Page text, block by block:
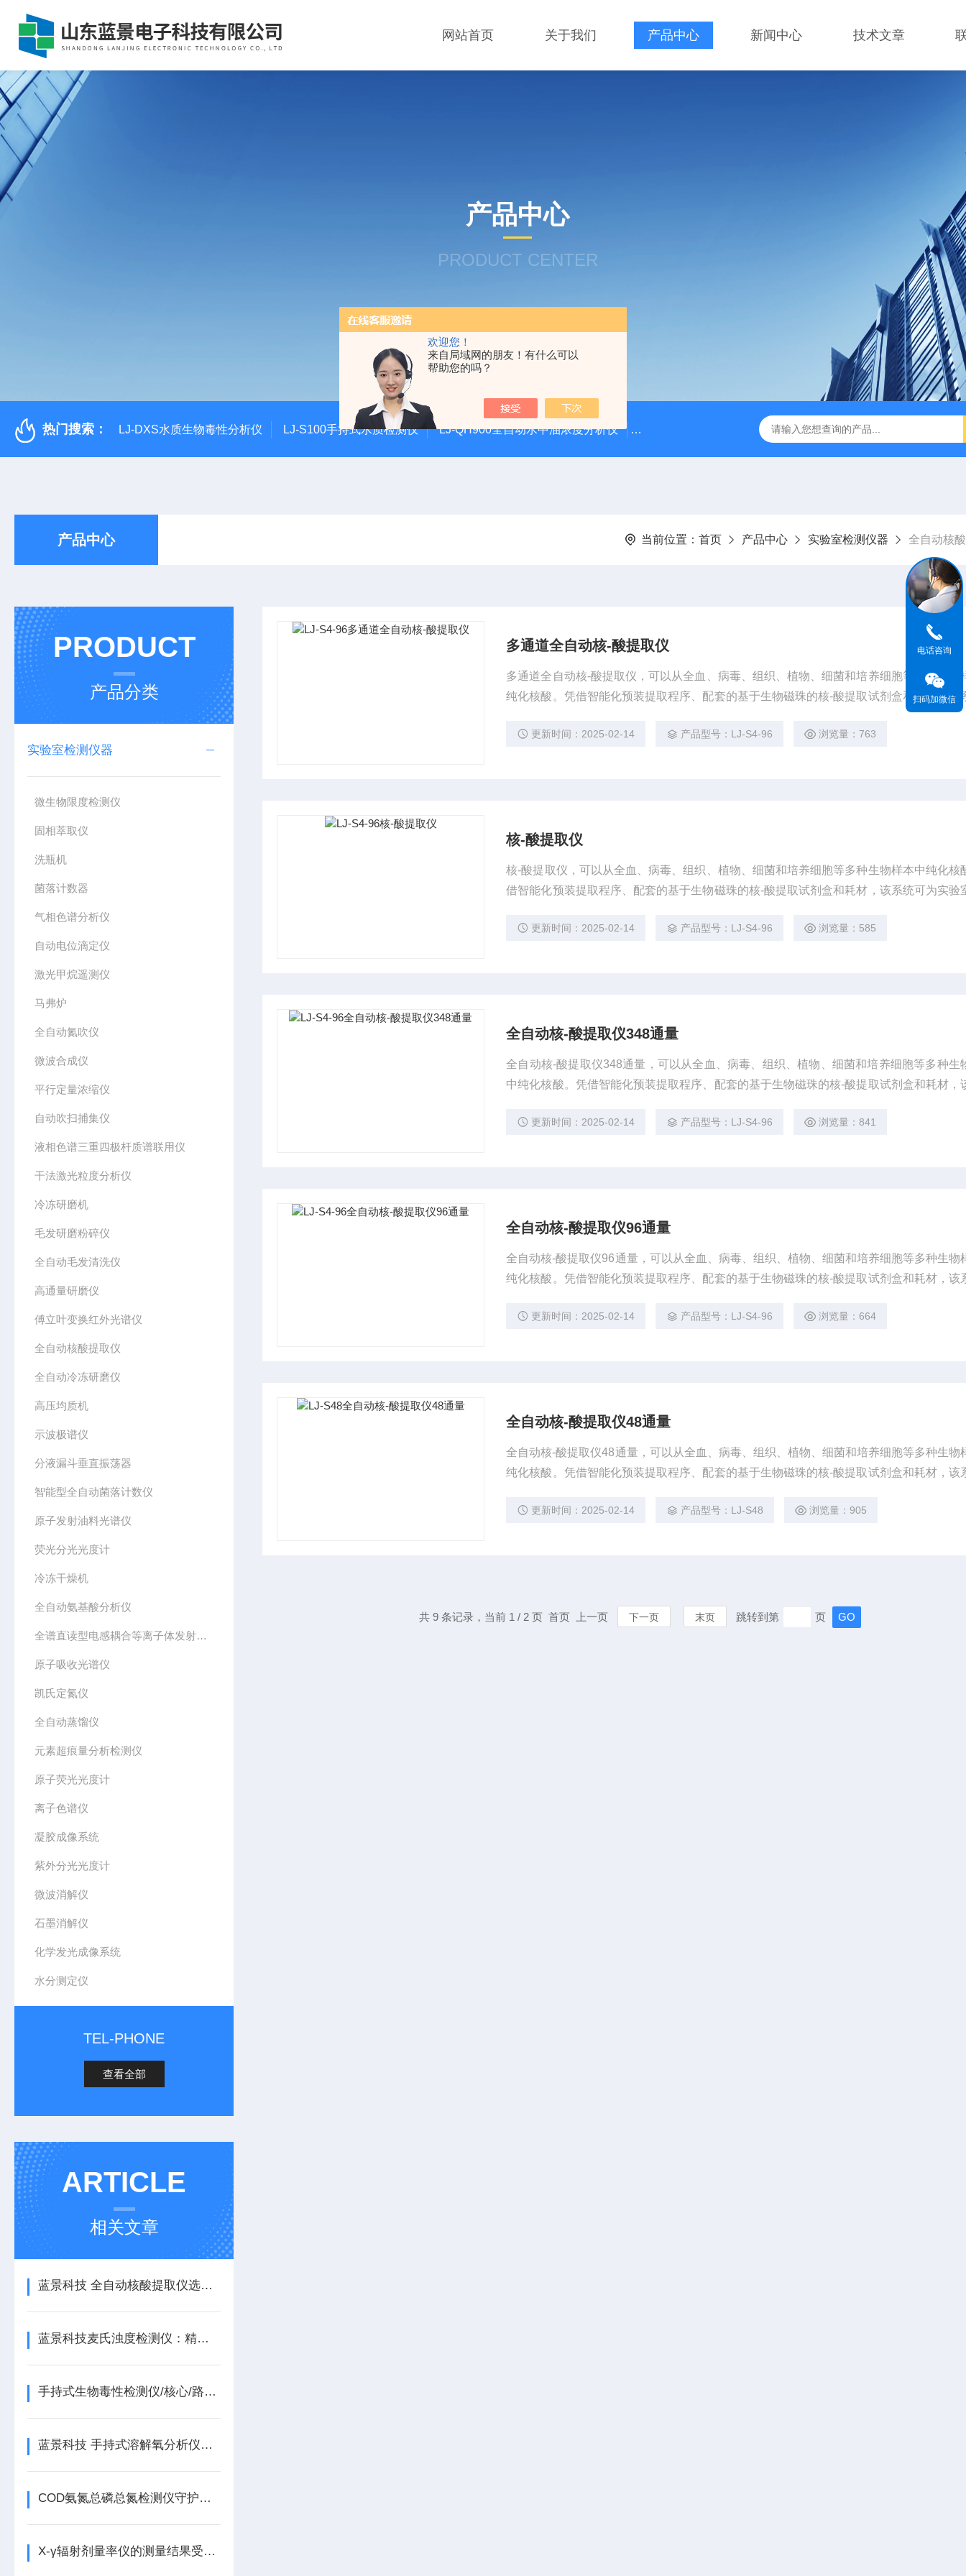
欢迎您！
来自局域网的朋友！有什么可以
帮助您的吗？
网站首页 关于我们 产品中心 新闻中心 技术文章
产品中心
PRODUCT CENTER
热门搜索： LJ-DXS水质生物毒性分析仪 LJ-S100手持式水质检测仪 LJ-QH900全自动水中油浓度分析仪 LJ-HC500水中油浓度分析仪 LJ-S104手持式水质总磷总氮检
产品中心 当前位置： 首页 产品中心 实验室检测仪器 全自动核
PRODUCT
产品分类
实验室检测仪器
微生物限度检测仪
固相萃取仪
洗瓶机
菌落计数器
气相色谱分析仪
自动电位滴定仪
激光甲烷遥测仪
马弗炉
全自动氮吹仪
微波合成仪
平行定量浓缩仪
自动吹扫捕集仪
液相色谱三重四极杆质谱联用仪
干法激光粒度分析仪
冷冻研磨机
毛发研磨粉碎仪
全自动毛发清洗仪
高通量研磨仪
傅立叶变换红外光谱仪
全自动核酸提取仪
全自动冷冻研磨仪
高压均质机
示波极谱仪
分液漏斗垂直振荡器
智能型全自动菌落计数仪
原子发射油料光谱仪
荧光分光光度计
冷冻干燥机
全自动氨基酸分析仪
全谱直读型电感耦合等离子体发射光谱仪
原子吸收光谱仪
凯氏定氮仪
全自动蒸馏仪
元素超痕量分析检测仪
原子荧光光度计
离子色谱仪
凝胶成像系统
紫外分光光度计
微波消解仪
石墨消解仪
化学发光成像系统
水分测定仪
TEL-PHONE
查看全部
ARTICLE
相关文章
蓝景科技 全自动核酸提取仪选型指南
蓝景科技麦氏浊度检测仪：精准定浊，智启微生物检测新标准
手持式生物毒性检测仪/核心/路径/蓝景科技商家
蓝景科技 手持式溶解氧分析仪：科技助力水质精准分析
COD氨氮总磷总氮检测仪守护水质安全的“全能卫士”
X-γ辐射剂量率仪的测量结果受到哪些方面影响
多通道全自动核-酸提取仪
多通道全自动核-酸提取仪，可以从全血、病毒、组织、植物、细菌和培养细胞等多种生物
纯化核酸。凭借智能化预装提取程序、配套的基于生物磁珠的核-酸提取试剂盒和耗材，该
为实验室提供高效、自动化、高品质核酸纯化解决方案，服务于下游基因分析和分子诊断。
更新时间：2025-02-14 产品型号：LJ-S4-96 浏览量：763
核-酸提取仪
核-酸提取仪，可以从全血、病毒、组织、植物、细菌和培养细胞等多种生物样本中纯化核
借智能化预装提取程序、配套的基于生物磁珠的核-酸提取试剂盒和耗材，该系统可为实验
更新时间：2025-02-14 产品型号：LJ-S4-96 浏览量：585
全自动核-酸提取仪348通量
全自动核-酸提取仪348通量，可以从全血、病毒、组织、植物、细菌和培养细胞等多种生
中纯化核酸。凭借智能化预装提取程序、配套的基于生物磁珠的核-酸提取试剂盒和耗材，
更新时间：2025-02-14 产品型号：LJ-S4-96 浏览量：841
全自动核-酸提取仪96通量
全自动核-酸提取仪96通量，可以从全血、病毒、组织、植物、细菌和培养细胞等多种生物
纯化核酸。凭借智能化预装提取程序、配套的基于生物磁珠的核-酸提取试剂盒和耗材，该
更新时间：2025-02-14 产品型号：LJ-S4-96 浏览量：664
全自动核-酸提取仪48通量
全自动核-酸提取仪48通量，可以从全血、病毒、组织、植物、细菌和培养细胞等多种生物
纯化核酸。凭借智能化预装提取程序、配套的基于生物磁珠的核-酸提取试剂盒和耗材，该
更新时间：2025-02-14 产品型号：LJ-S48 浏览量：905
共 9 条记录，当前 1 / 2 页 首页 上一页 下一页 末页 跳转到第 页
电话咨询
扫码加微信